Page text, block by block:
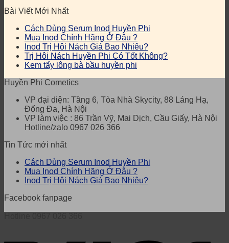
Bài Viết Mới Nhất
Cách Dùng Serum Inod Huyền Phi
Mua Inod Chính Hãng Ở Đâu ?
Inod Trị Hôi Nách Giá Bao Nhiêu?
Trị Hôi Nách Huyền Phi Có Tốt Không?
Kem tẩy lông bà bầu huyền phi
Huyền Phi Cometics
VP đại diện: Tầng 6, Tòa Nhà Skycity, 88 Láng Hạ,
Đống Đa, Hà Nội
VP làm việc : 86 Trần Vỹ, Mai Dịch, Cầu Giấy, Hà Nội
Hotline/zalo 0967 026 366
Tin Tức mới nhất
Cách Dùng Serum Inod Huyền Phi
Mua Inod Chính Hãng Ở Đâu ?
Inod Trị Hôi Nách Giá Bao Nhiêu?
Facebook fanpage